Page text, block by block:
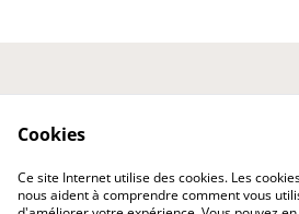
Expédition et
Livraison
Cookies
Ce site Internet utilise des cookies. Les
nous aident à comprendre comment vous